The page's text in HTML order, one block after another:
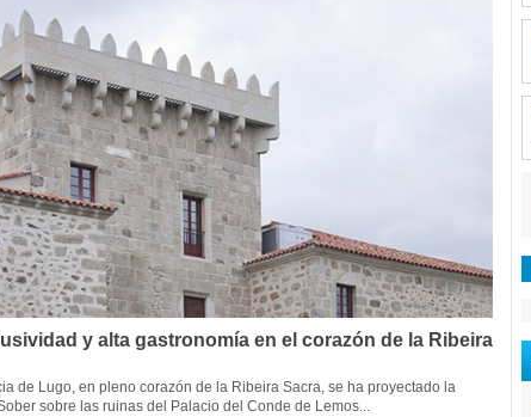
y alta gastronomía en el corazón de la Ribeira
de Lugo, en pleno corazón de la Ribeira Sacra, se ha proyectado la
sobre las ruinas del Palacio del Conde de Lemos...